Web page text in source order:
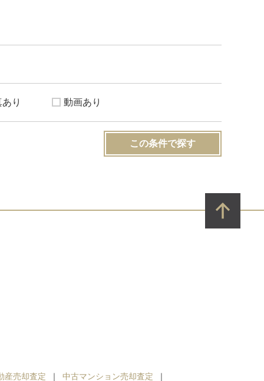
り 動画あり
この条件で探す
産売却査定 中古マンション売却査定